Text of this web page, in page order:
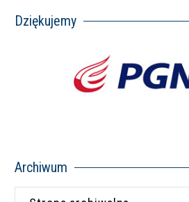
Dziękujemy
Archiwum